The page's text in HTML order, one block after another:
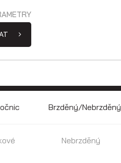
Brzděný/Nebrzděný
Nebrzděný